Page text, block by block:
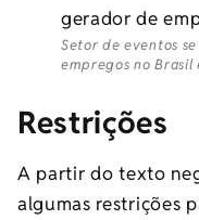
Setor de eventos
empregos no Brasil
Restrições
A partir do texto
algumas restrições